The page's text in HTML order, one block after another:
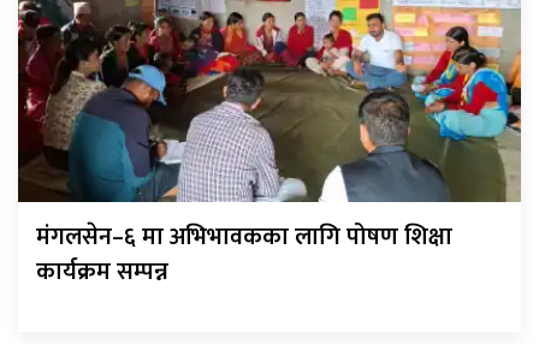
मंगलसेन–६ मा अभिभावकका लागि पोषण शिक्षा
कार्यक्रम सम्पन्न